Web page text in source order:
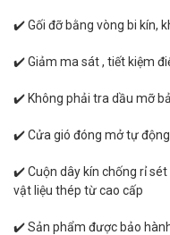
✔️ Gối đỡ bằng vòng bi kín,
✔️ Giảm ma sát , tiết kiệm
✔️ Không phải tra dầu mỡ
✔️ Cửa gió đóng mở tự
✔️ Cuộn dây kín chống rỉ sét
vật liệu thép từ cao cấp
✔️ Sản phẩm được bảo